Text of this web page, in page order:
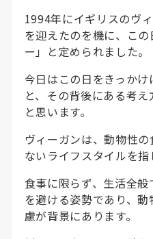
1994年にイギリスのヴ
を迎えたのを機に、こ
ー」と定められました。
今日はこの日をきっか
と、その背後にある考
と思います。
ヴィーガンは、動物性
ないライフスタイルを指
食事に限らず、生活全
を避ける姿勢であり、
慮が背景にあります。